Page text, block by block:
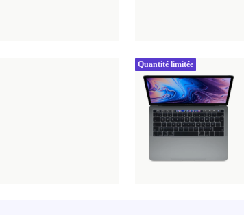
Quantité limitée